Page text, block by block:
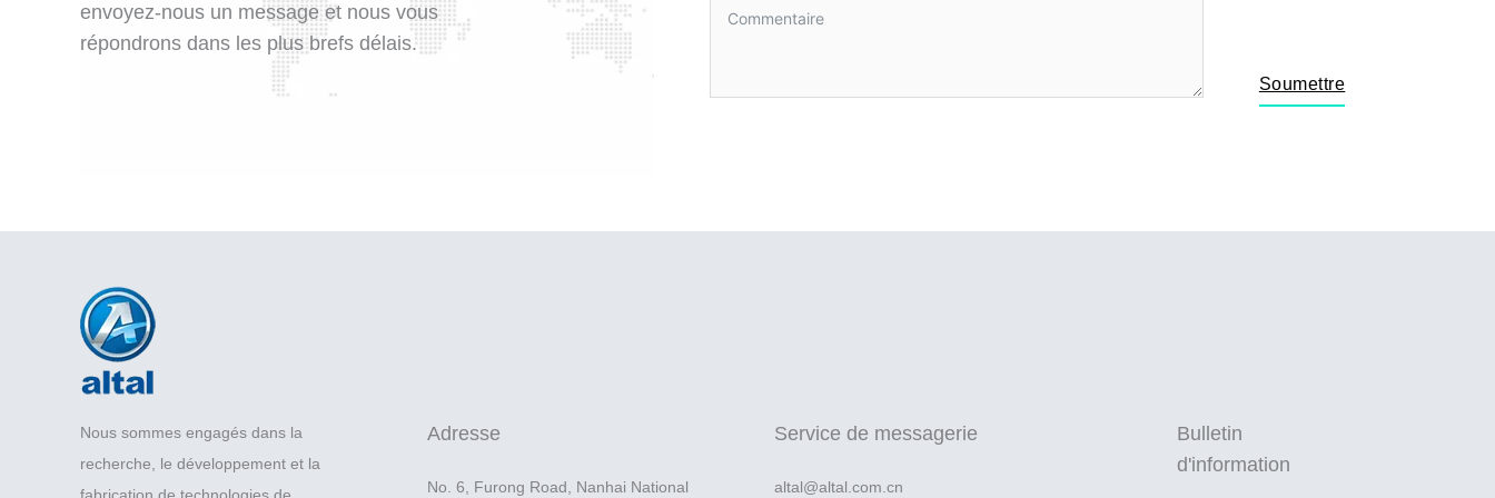
envoyez-nous un message et nous vous
répondrons dans les plus brefs délais.
Soumettre
Nous sommes engagés dans la
recherche, le développement et la
Adresse
No. 6, Furong Road, Nanhai National
Service de messagerie
altal@altal.com.cn
Bulletin
d'information